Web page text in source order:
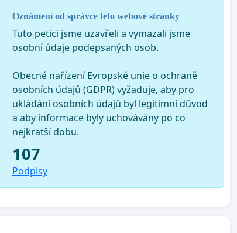
Oznámení od správce této webové stránky
Tuto petici jsme uzavřeli a vymazali jsme
osobní údaje podepsaných osob.
Obecné nařízení Evropské unie o ochraně
osobních údajů (GDPR) vyžaduje, aby pro
ukládání osobních údajů byl legitimní důvod
a aby informace byly uchovávány po co
nejkratší dobu.
107
Podpisy